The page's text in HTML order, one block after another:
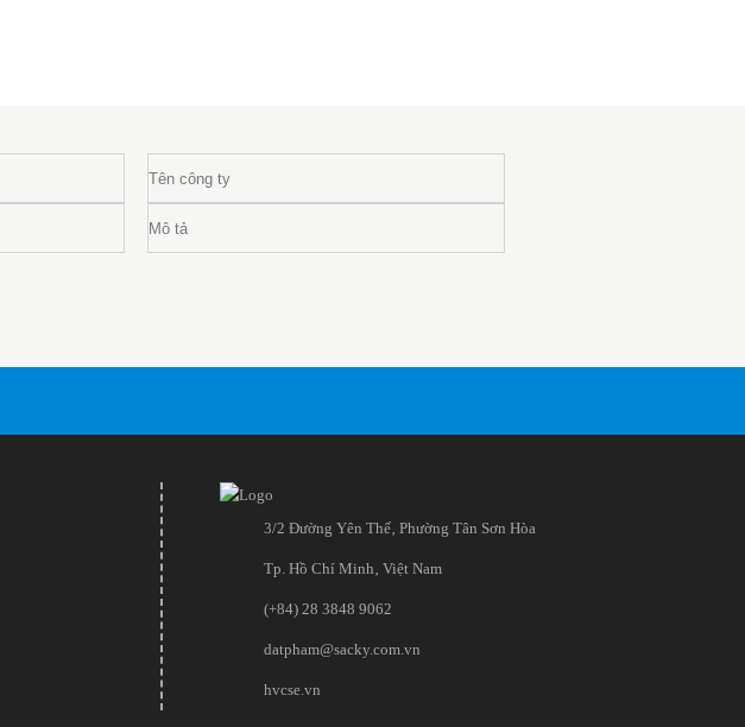
3/2 Đường Yên Thế‚ Phường Tân Sơn Hòa
Tp. Hồ Chí Minh‚ Việt Nam
(+84) 28 3848 9062
datpham@sacky.com.vn
hvcse.vn